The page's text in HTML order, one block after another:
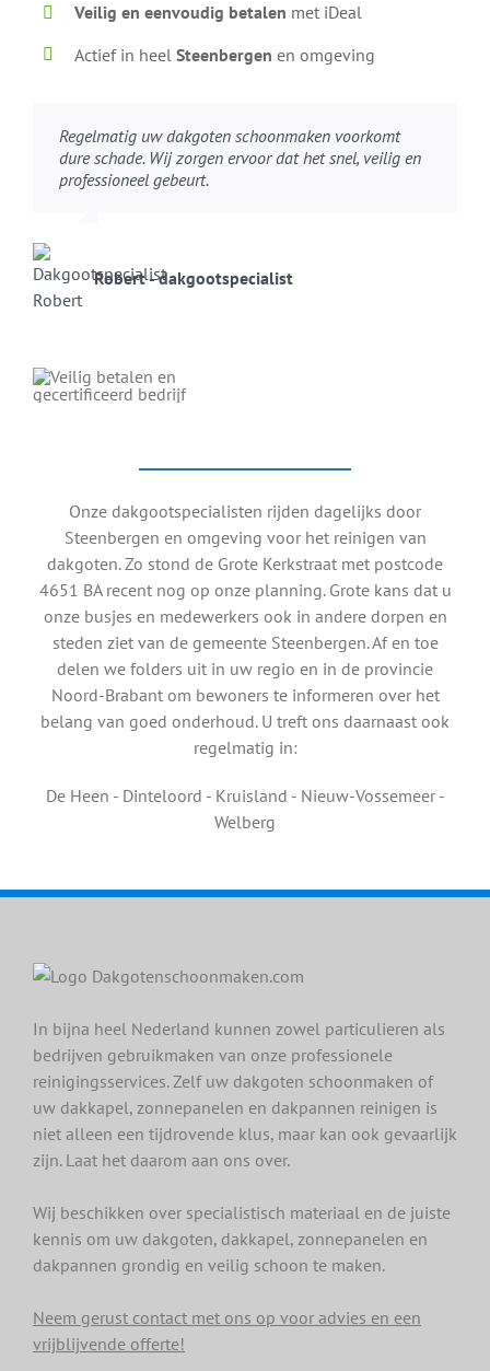
Veilig en eenvoudig betalen met iDeal
Actief in heelSteenbergen en omgeving
Regelmatig uw dakgoten schoonmaken voorkomt
dure schade. Wij zorgen ervoor dat het snel, veilig en
professioneel gebeurt.
Robert - dakgootspecialist
Onze dakgootspecialisten rijden dagelijks door
Steenbergen en omgeving voor het reinigen van
dakgoten. Zo stond de Grote Kerkstraat met postcode
4651 BA recent nog op onze planning. Grote kans dat u
onze busjes en medewerkers ook in andere dorpen en
steden ziet van de gemeente Steenbergen. Af en toe
delen we folders uit in uw regio en in de provincie
Noord-Brabant om bewoners te informeren over het
belang van goed onderhoud. U treft ons daarnaast ook
regelmatig in:
De Heen - Dinteloord - Kruisland - Nieuw-Vossemeer -
Welberg
In bijna heel Nederland kunnen zowel particulieren als
bedrijven gebruikmaken van onze professionele
reinigingsservices. Zelf uw dakgoten schoonmaken of
uw dakkapel, zonnepanelen en dakpannen reinigen is
niet alleen een tijdrovende klus, maar kan ook gevaarlijk
zijn. Laat het daarom aan ons over.
Wij beschikken over specialistisch materiaal en de juiste
kennis om uw dakgoten, dakkapel, zonnepanelen en
dakpannen grondig en veilig schoon te maken.
Neem gerust contact met ons op voor advies en een
vrijblijvende offerte!